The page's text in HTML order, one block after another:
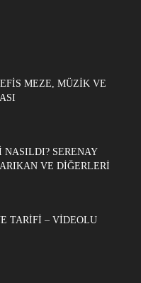
MEZE, MÜZIK VE
SERENAY
VE DIĞERLERI
TARIFI – VIDEOLU